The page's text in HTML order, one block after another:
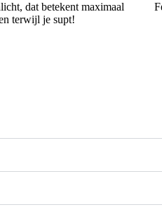
dat betekent maximaal
terwijl je supt!